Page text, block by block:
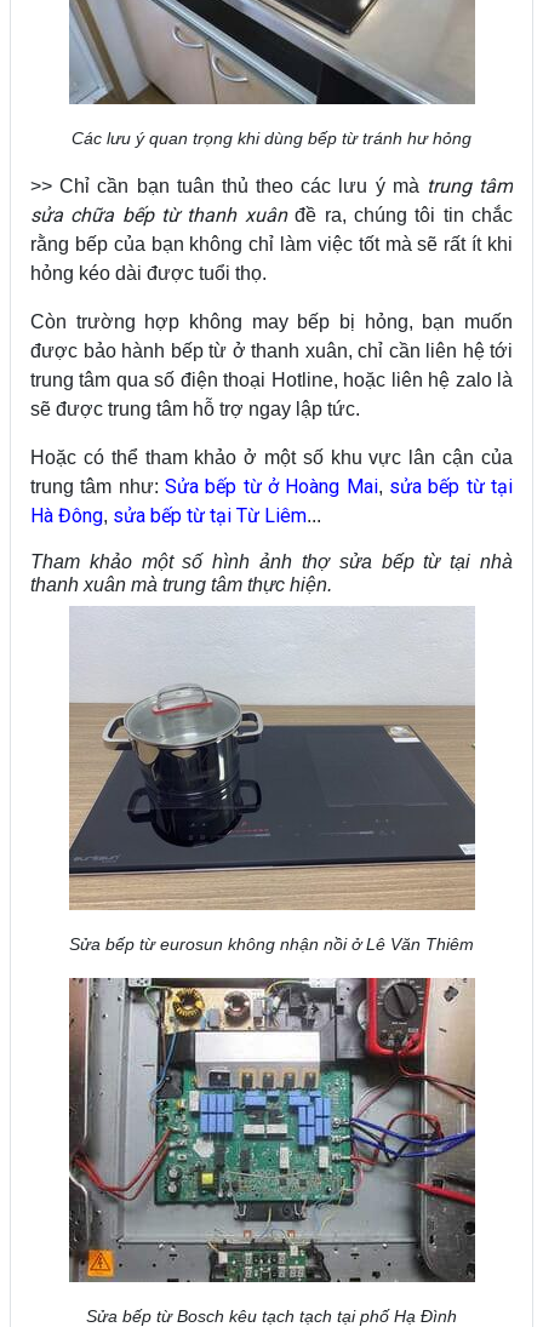
Các lưu ý quan trọng khi dùng bếp từ tránh hư hỏng
>> Chỉ cần bạn tuân thủ theo các lưu ý mà trung tâm
sửa chữa bếp từ thanh xuânđề ra, chúng tôi tin chắc
rằng bếp của bạn không chỉ làm việc tốt mà sẽ rất ít khi
hỏng kéo dài được tuổi thọ.
Còn trường hợp không may bếp bị hỏng, bạn muốn
được bảo hành bếp từ ở thanh xuân, chỉ cần liên hệ tới
trung tâm qua số điện thoại Hotline, hoặc liên hệ zalo là
sẽ được trung tâm hỗ trợ ngay lập tức.
Hoặc có thể tham khảo ở một số khu vực lân cận của
trung tâm như: Sửa bếp từ ở Hoàng Mai, sửa bếp từ tại
Hà Đông, sửa bếp từ tại Từ Liêm...
Tham khảo một số hình ảnh thợ sửa bếp từ tại nhà
thanh xuân mà trung tâm thực hiện.
Sửa bếp từ eurosun không nhận nồi ở Lê Văn Thiêm
Sửa bếp từ Bosch kêu tạch tạch tại phố Hạ Đình